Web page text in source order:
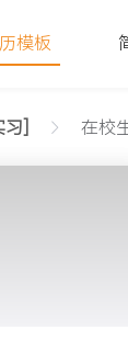
模板
] 在校